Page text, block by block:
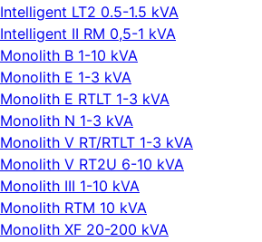
Intelligent LT2 0.5-1.5 kVA
Intelligent II RM 0,5-1 kVA
Monolith B 1-10 kVA
Monolith E 1-3 kVA
Monolith E RTLT 1-3 kVA
Monolith N 1-3 kVA
Monolith V RT/RTLT 1-3 kVA
Monolith V RT2U 6-10 kVA
Monolith III 1-10 kVA
Monolith RTM 10 kVA
Monolith XF 20-200 kVA